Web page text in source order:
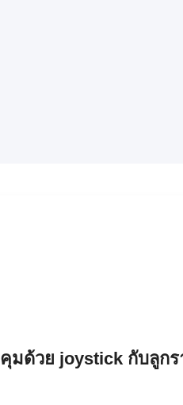
มด้วย joystick กับลูก